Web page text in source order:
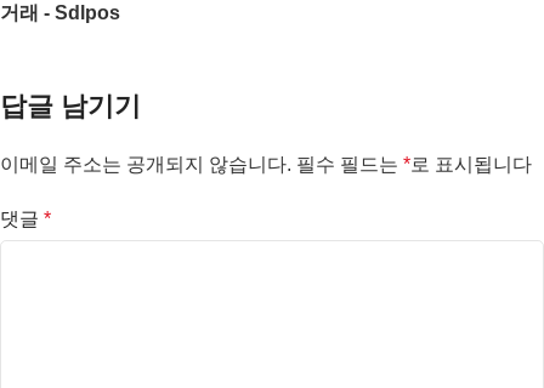
거래 - Sdlpos
답글 남기기
이메일 주소는 공개되지 않습니다. 필수 필드는 *로 표시됩니다
댓글 *